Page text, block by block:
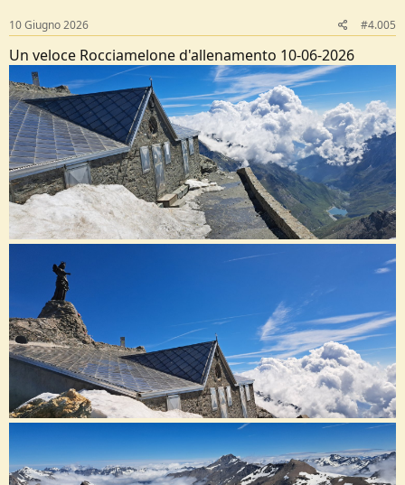
s
:
10 Giugno 2026 #4.005
Un veloce Rocciamelone d'allenamento 10-06-2026